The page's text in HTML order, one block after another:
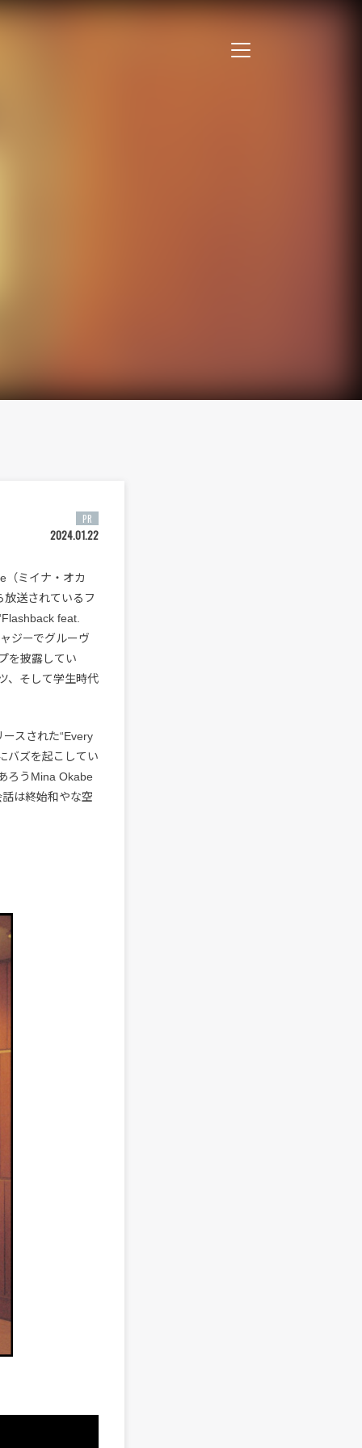
PR
2024.01.22
（ミイナ・オカ
送されているフ
feat.
ジーでグルーヴ
を披露してい
、そして学生時代
スされた“Every
バズを起こしてい
ろうMina Okabe
は終始和やな空